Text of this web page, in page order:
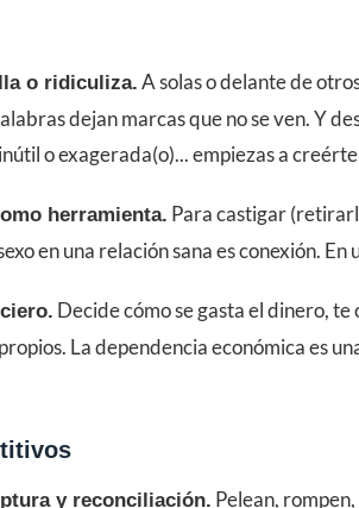
o ridiculiza. A solas o delante de
dejan marcas que no se ven. Y
o exagerada(o)... empiezas a
herramienta. Para castigar
en una relación sana es conexión.
Decide cómo se gasta el dinero,
La dependencia económica es
y reconciliación. Pelean,